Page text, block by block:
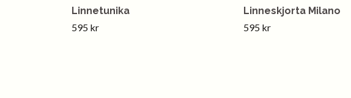
Linnetunika
595 kr
Linneskjorta Milano
595 kr